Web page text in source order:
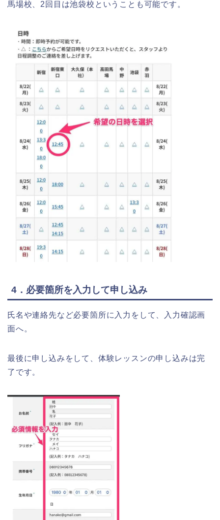
馬場校、2回目は池袋校ということも可能です。
4．必要箇所を入力して申し込み
氏名や連絡先など必要箇所に入力をして、入力確認画
面へ。
最後に申し込みをして、体験レッスンの申し込みは完
了です。